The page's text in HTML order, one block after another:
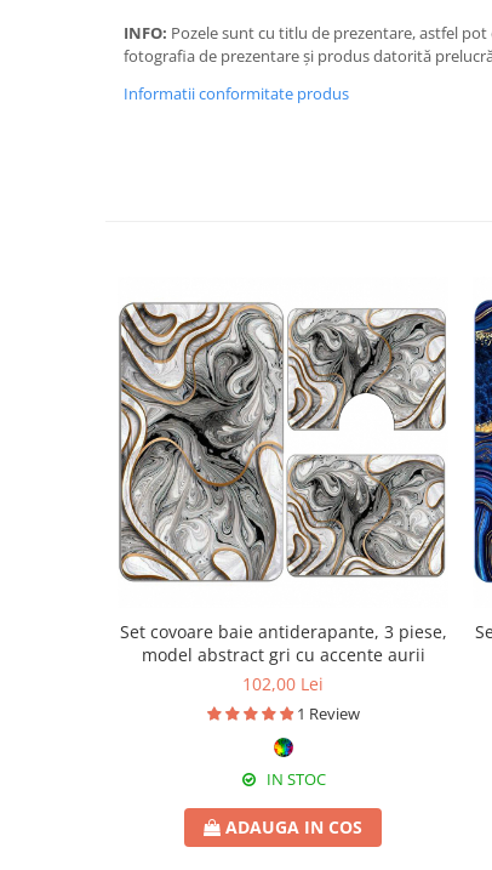
INFO: Pozele sunt cu titlu de prezentare, astfel
fotografia de prezentare și produs datorită
Informatii conformitate produs
Set covoare baie antiderapante, 3 piese,
model abstract gri cu accente aurii
102,00 Lei
1 Review
IN STOC
ADAUGA IN COS